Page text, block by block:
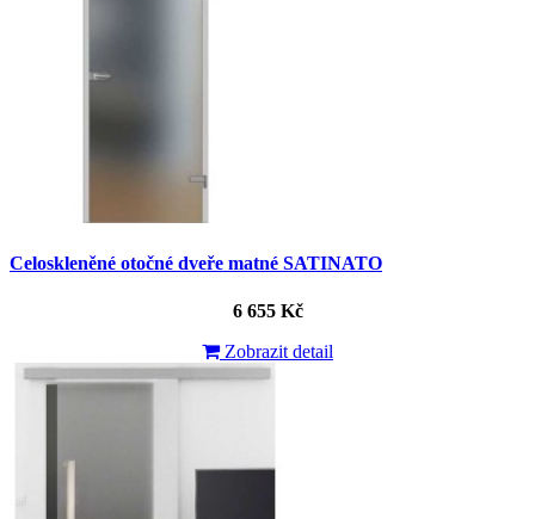
Celoskleněné otočné dveře matné SATINATO
6 655 Kč
Zobrazit detail